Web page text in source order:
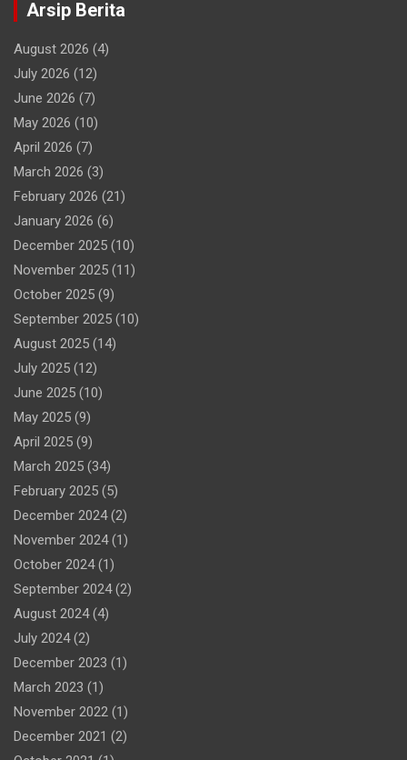
Arsip Berita
August 2026 (4)
July 2026 (12)
June 2026 (7)
May 2026 (10)
April 2026 (7)
March 2026 (3)
February 2026 (21)
January 2026 (6)
December 2025 (10)
November 2025 (11)
October 2025 (9)
September 2025 (10)
August 2025 (14)
July 2025 (12)
June 2025 (10)
May 2025 (9)
April 2025 (9)
March 2025 (34)
February 2025 (5)
December 2024(2)
November 2024(1)
October 2024(1)
September 2024(2)
August 2024(4)
July 2024(2)
December 2023 (1)
March 2023 (1)
November 2022 (1)
December 2021 (2)